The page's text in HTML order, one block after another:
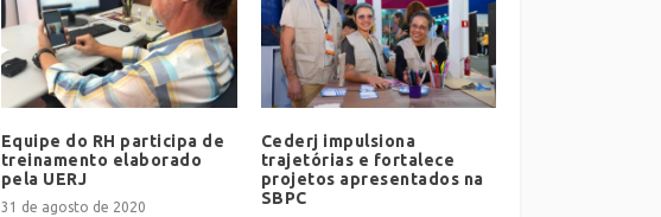
Equipe do RH participa de
treinamento elaborado
pela UERJ
31 de agosto de 2020
Cederj impulsiona
trajetórias e fortalece
projetos apresentados na
SBPC